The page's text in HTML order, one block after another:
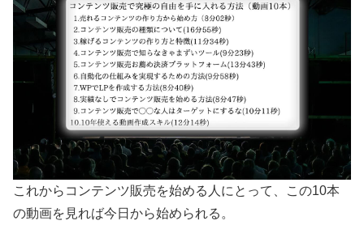
これからコンテンツ販売を始める人にとって、この10本
の動画を見れば今日から始められる。